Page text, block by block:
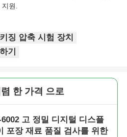
원.
징 압축 시험 장치
기
한 가격 으로
6002 고 정밀 디지털 디스플
포장 재료 품질 검사를 위한